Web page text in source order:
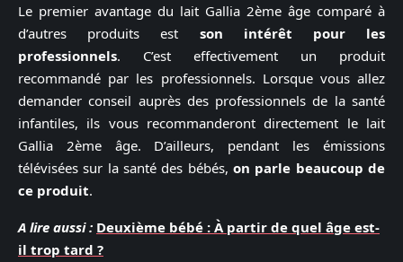
Le premier avantage du lait Gallia 2ème âge comparé à
d’autres produits est son intérêt pour les
professionnels. C’est effectivement un produit
recommandé par les professionnels. Lorsque vous allez
demander conseil auprès des professionnels de la santé
infantiles, ils vous recommanderont directement le lait
Gallia 2ème âge. D’ailleurs, pendant les émissions
télévisées sur la santé des bébés, on parle beaucoup de
ce produit.
A lire aussi : Deuxième bébé : À partir de quel âge est-
il trop tard ?